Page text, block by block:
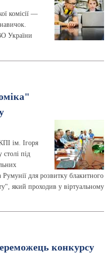
комісії —
України
ім. Ігоря
столі під
для розвитку блакитного
який проходив у віртуальному
конкурсу